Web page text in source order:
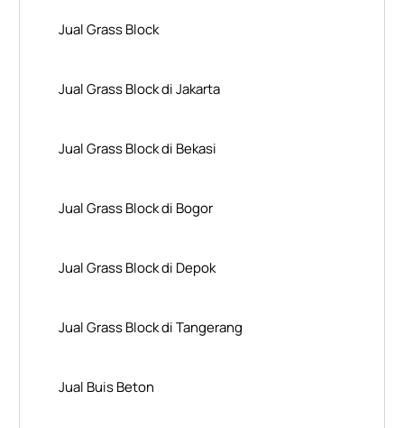
Jual Grass Block
Jual Grass Block di Jakarta
Jual Grass Block di Bekasi
Jual Grass Block di Bogor
Jual Grass Block di Depok
Jual Grass Block di Tangerang
Jual Buis Beton